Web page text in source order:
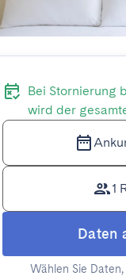
Bei Stornierung
wird der
1
Daten
Wählen Sie